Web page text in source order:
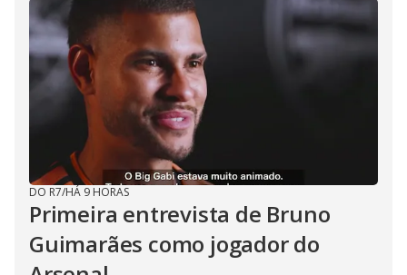
DO R7/HÁ 9 HORAS
Primeira entrevista de Bruno
Guimarães como jogador do